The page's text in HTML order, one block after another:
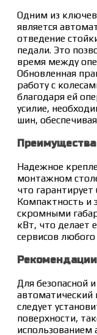
Одним из
является
отведение
педали. Это
время между
Обновленная
работу с
благодаря ей
усилие,
шин,
Надежное
монтажном
что
Компактность и
скромными
кВт, что делает
сервисов
Для безопасной
следует
поверхности,
использованием